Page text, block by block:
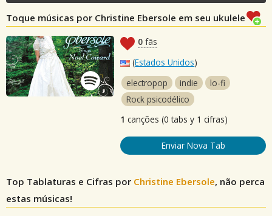
Toque músicas por Christine Ebersole em seu ukulele
0 fãs
(Estados Unidos)
electropop
indie
lo-fi
Rock psicodélico
1 canções (0 tabs y 1 cifras)
Enviar Nova Tab
Top Tablaturas e Cifras por Christine Ebersole, não perca
estas músicas!